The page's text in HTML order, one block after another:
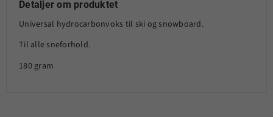
Detaljer om produktet
Universal hydrocarbonvoks til ski og snowboard.
Til alle sneforhold.
180 gram